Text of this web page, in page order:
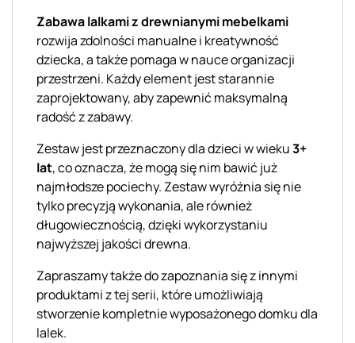
Zabawa lalkami z drewnianymi mebelkami
rozwija zdolności manualne i kreatywność
dziecka, a także pomaga w nauce organizacji
przestrzeni. Każdy element jest starannie
zaprojektowany, aby zapewnić maksymalną
radość z zabawy.
Zestaw jest przeznaczony dla dzieci w wieku3+
lat, co oznacza, że mogą się nim bawić już
najmłodsze pociechy. Zestaw wyróżnia się nie
tylko precyzją wykonania, ale również
długowiecznością, dzięki wykorzystaniu
najwyższej jakości drewna.
Zapraszamy także do zapoznania się z innymi
produktami z tej serii, które umożliwiają
stworzenie kompletnie wyposażonego domku dla
lalek.